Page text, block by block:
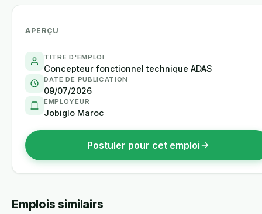
APERÇU
TITRE D'EMPLOI
Concepteur fonctionnel technique ADAS
DATE DE PUBLICATION
09/07/2026
EMPLOYEUR
Jobiglo Maroc
Postuler pour cet emploi
Emplois similairs